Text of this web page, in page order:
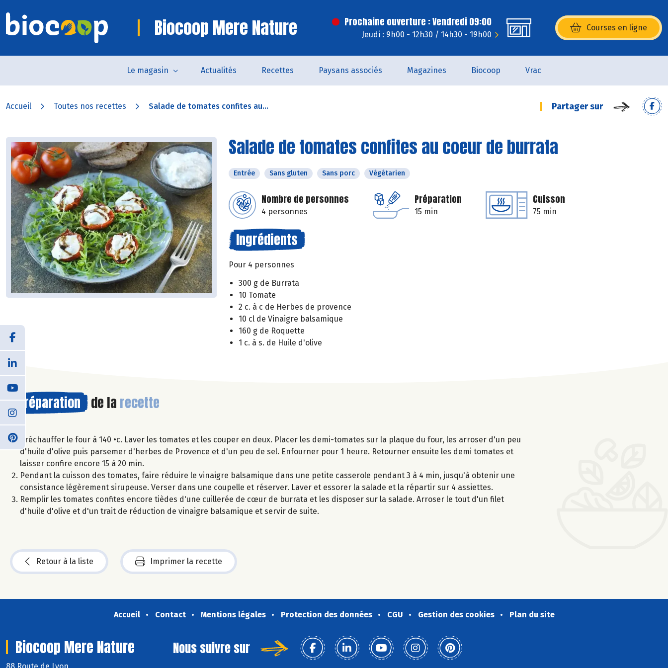
Biocoop Mere Nature Prochaine ouverture : Vendredi 09:00
Jeudi : 9h00 - 12h30 / 14h30 - 19h00
Courses en ligne
(s’ouvre dans une nouvelle
Le magasin Actualités Recettes Paysans associés Magazines Biocoop Vrac
Accueil Toutes nos recettes Salade de tomates confites au... Partager sur
Salade de tomates confites au coeur de burrata
Entrée Sans gluten Sans porc Végétarien
Nombre de personnes
4 personnes
Préparation
15 min
Cuisson
75 min
Ingrédients
Pour 4 personnes
300 g de Burrata
10 Tomate
2 c. à c de Herbes de provence
10 cl de Vinaigre balsamique
160 g de Roquette
1 c. à s. de Huile d'olive
Préparation de la recette
Préchauffer le four à 140 •c. Laver les tomates et les couper en deux. Placer les demi-tomates sur la plaque du four, les arroser d'un peu
d'huile d'olive puis parsemer d'herbes de Provence et d'un peu de sel. Enfourner pour 1 heure. Retourner ensuite les demi tomates et
laisser confire encore 15 à 20 min.
Pendant la cuisson des tomates, faire réduire le vinaigre balsamique dans une petite casserole pendant 3 à 4 min, jusqu'à obtenir une
consistance légèrement sirupeuse. Verser dans une coupelle et réserver. Laver et essorer la salade et la répartir sur 4 assiettes.
Remplir les tomates confites encore tièdes d'une cuillerée de cœur de burrata et les disposer sur la salade. Arroser le tout d'un filet
d'huile d'olive et d'un trait de réduction de vinaigre balsamique et servir de suite.
Retour à la liste Imprimer la recette
Accueil Contact Mentions légales Protection des données CGU Gestion des cookies Plan du site
Biocoop Mere Nature
88 Route de Lyon
Nous suivre sur